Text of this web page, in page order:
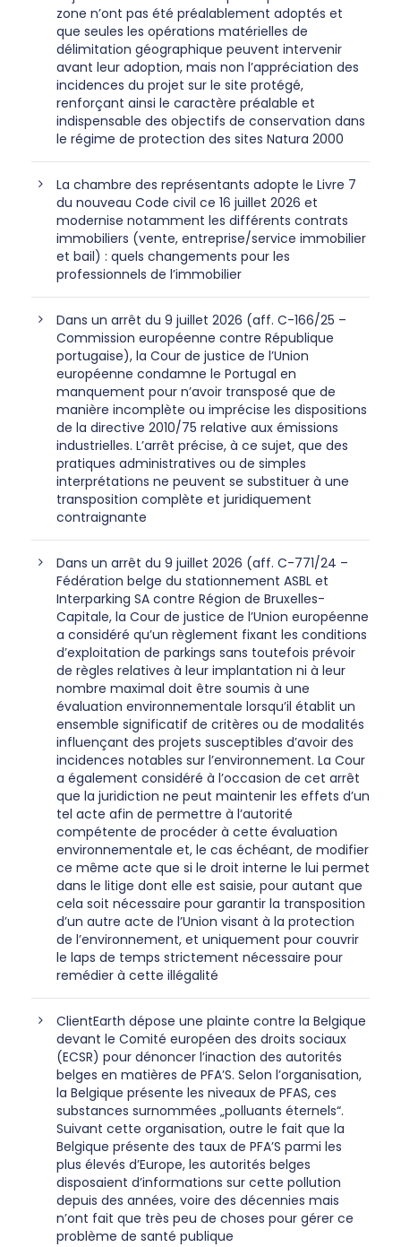
zone n’ont pas été préalablement adoptés et
que seules les opérations matérielles de
délimitation géographique peuvent intervenir
avant leur adoption, mais non l’appréciation des
incidences du projet sur le site protégé,
renforçant ainsi le caractère préalable et
indispensable des objectifs de conservation dans
le régime de protection des sites Natura 2000
La chambre des représentants adopte le Livre 7
du nouveau Code civil ce 16 juillet 2026 et
modernise notamment les différents contrats
immobiliers (vente, entreprise/service immobilier
et bail) : quels changements pour les
professionnels de l’immobilier
Dans un arrêt du 9 juillet 2026 (aff. C-166/25 –
Commission européenne contre République
portugaise), la Cour de justice de l’Union
européenne condamne le Portugal en
manquement pour n’avoir transposé que de
manière incomplète ou imprécise les dispositions
de la directive 2010/75 relative aux émissions
industrielles. L’arrêt précise, à ce sujet, que des
pratiques administratives ou de simples
interprétations ne peuvent se substituer à une
transposition complète et juridiquement
contraignante
Dans un arrêt du 9 juillet 2026 (aff. C-771/24 –
Fédération belge du stationnement ASBL et
Interparking SA contre Région de Bruxelles-
Capitale, la Cour de justice de l’Union européenne
a considéré qu’un règlement fixant les conditions
d’exploitation de parkings sans toutefois prévoir
de règles relatives à leur implantation ni à leur
nombre maximal doit être soumis à une
évaluation environnementale lorsqu’il établit un
ensemble significatif de critères ou de modalités
influençant des projets susceptibles d’avoir des
incidences notables sur l’environnement. La Cour
a également considéré à l’occasion de cet arrêt
que la juridiction ne peut maintenir les effets d’un
tel acte afin de permettre à l’autorité
compétente de procéder à cette évaluation
environnementale et, le cas échéant, de modifier
ce même acte que si le droit interne le lui permet
dans le litige dont elle est saisie, pour autant que
cela soit nécessaire pour garantir la transposition
d’un autre acte de l’Union visant à la protection
de l’environnement, et uniquement pour couvrir
le laps de temps strictement nécessaire pour
remédier à cette illégalité
ClientEarth dépose une plainte contre la Belgique
devant le Comité européen des droits sociaux
(ECSR) pour dénoncer l’inaction des autorités
belges en matières de PFA’S. Selon l’organisation,
la Belgique présente les niveaux de PFAS, ces
substances surnommées „polluants éternels“.
Suivant cette organisation, outre le fait que la
Belgique présente des taux de PFA’S parmi les
plus élevés d’Europe, les autorités belges
disposaient d’informations sur cette pollution
depuis des années, voire des décennies mais
n’ont fait que très peu de choses pour gérer ce
problème de santé publique